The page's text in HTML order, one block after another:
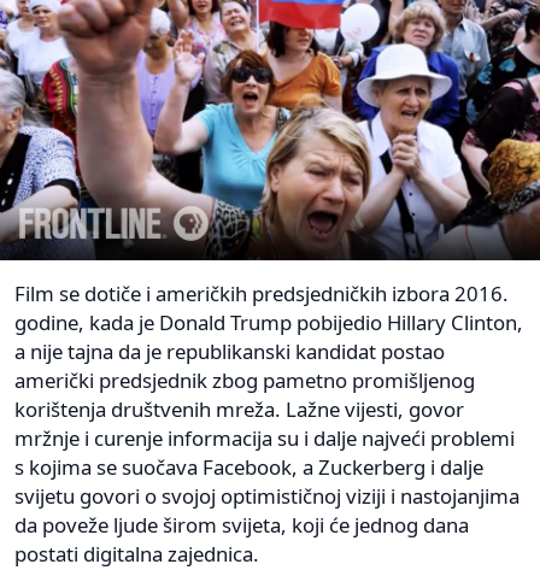
Film se dotiče i američkih predsjedničkih izbora 2016.
godine, kada je Donald Trump pobijedio Hillary Clinton,
a nije tajna da je republikanski kandidat postao
američki predsjednik zbog pametno promišljenog
korištenja društvenih mreža. Lažne vijesti, govor
mržnje i curenje informacija su i dalje najveći problemi
s kojima se suočava Facebook, a Zuckerberg i dalje
svijetu govori o svojoj optimističnoj viziji i nastojanjima
da poveže ljude širom svijeta, koji će jednog dana
postati digitalna zajednica.